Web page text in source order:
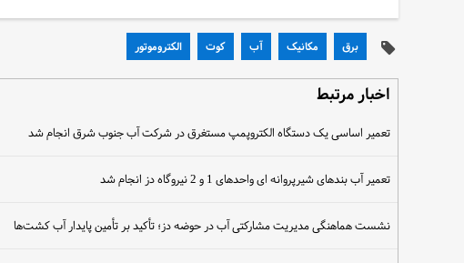
برق مکانیک آب کوت الکتروموتور
اخبار مرتبط
تعمیر اساسی یک دستگاه الکتروپمپ مستغرق در شرکت آب جنوب شرق انجام شد
تعمیر آب بندهای شیرپروانه ای واحدهای 1 و 2 نیروگاه دز انجام شد
نشست هماهنگی مدیریت مشارکتی آب در حوضه دز؛ تأکید بر تأمین پایدار آب کشت‌ها